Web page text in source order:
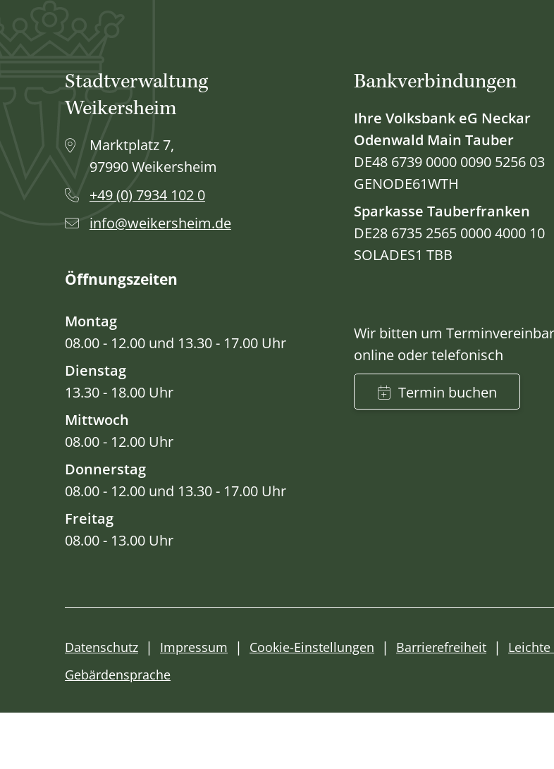
Stadtverwaltung
Weikersheim
Marktplatz 7,
97990 Weikersheim
+49 (0) 7934 102 0
info@weikersheim.de
Öffnungszeiten
Montag
08.00 - 12.00 und 13.30 - 17.00 Uhr
Dienstag
13.30 - 18.00 Uhr
Mittwoch
08.00 - 12.00 Uhr
Donnerstag
08.00 - 12.00 und 13.30 - 17.00 Uhr
Freitag
08.00 - 13.00 Uhr
Bankverbindungen
Ihre Volksbank eG Neckar
Odenwald Main Tauber
DE48 6739 0000 0090 5256 03
GENODE61WTH
Sparkasse Tauberfranken
DE28 6735 2565 0000 4000 10
SOLADES1 TBB
Wir bitten um
online oder telefonisch
Termin buchen
Datenschutz Impressum Cookie-Einstellungen Barrierefreiheit
Gebärdensprache